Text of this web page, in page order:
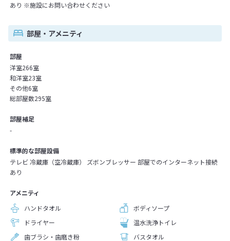
あり ※施設にお問い合わせください
部屋・アメニティ
部屋
洋室266室
和洋室23室
その他6室
総部屋数295室
部屋補足
-
標準的な部屋設備
テレビ 冷蔵庫（空冷蔵庫） ズボンブレッサー 部屋でのインターネット接続
あり
アメニティ
ハンドタオル
ボディソープ
ドライヤー
温水洗浄トイレ
歯ブラシ・歯磨き粉
バスタオル